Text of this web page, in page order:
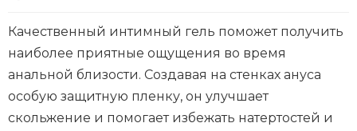
Качественный интимный гель поможет получить
наиболее приятные ощущения во время
анальной близости. Создавая на стенках ануса
особую защитную пленку, он улучшает
скольжение и помогает избежать натертостей и